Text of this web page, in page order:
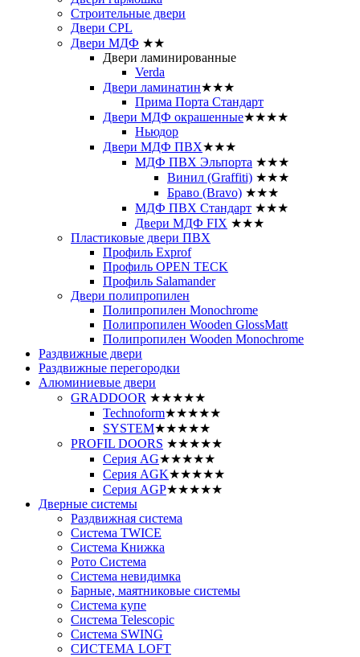
Строительные двери
Двери CРL
Двери МДФ ★★
Двери ламинированные
Verda
Двери ламинатин★★★
Прима Порта Стандарт
Двери МДФ окрашенные★★★★
Ньюдор
Двери МДФ ПВХ★★★
МДФ ПВХ Эльпорта ★★★
Винил (Graffiti) ★★★
Браво (Bravo) ★★★
МДФ ПВХ Стандарт ★★★
Двери МДФ FIX ★★★
Пластиковые двери ПВХ
Профиль Exprof
Профиль OPEN TECK
Профиль Salamander
Двери полипропилен
Полипропилен Monochrome
Полипропилен Wooden GlossMatt
Полипропилен Wooden Monochrome
Раздвижные двери
Раздвижные перегородки
Алюминиевые двери
GRADDOOR ★★★★★
Technoform★★★★★
SYSTEM★★★★★
PROFIL DOORS ★★★★★
Серия AG★★★★★
Серия AGK★★★★★
Серия AGP★★★★★
Дверные системы
Раздвижная система
Система TWICE
Система Книжка
Рото Система
Система невидимка
Барные, маятниковые системы
Система купе
Система Telescopic
Система SWING
СИСТЕМА LOFT